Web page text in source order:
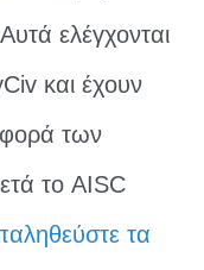
ελέγχονται
και έχουν
των
το AISC
τα